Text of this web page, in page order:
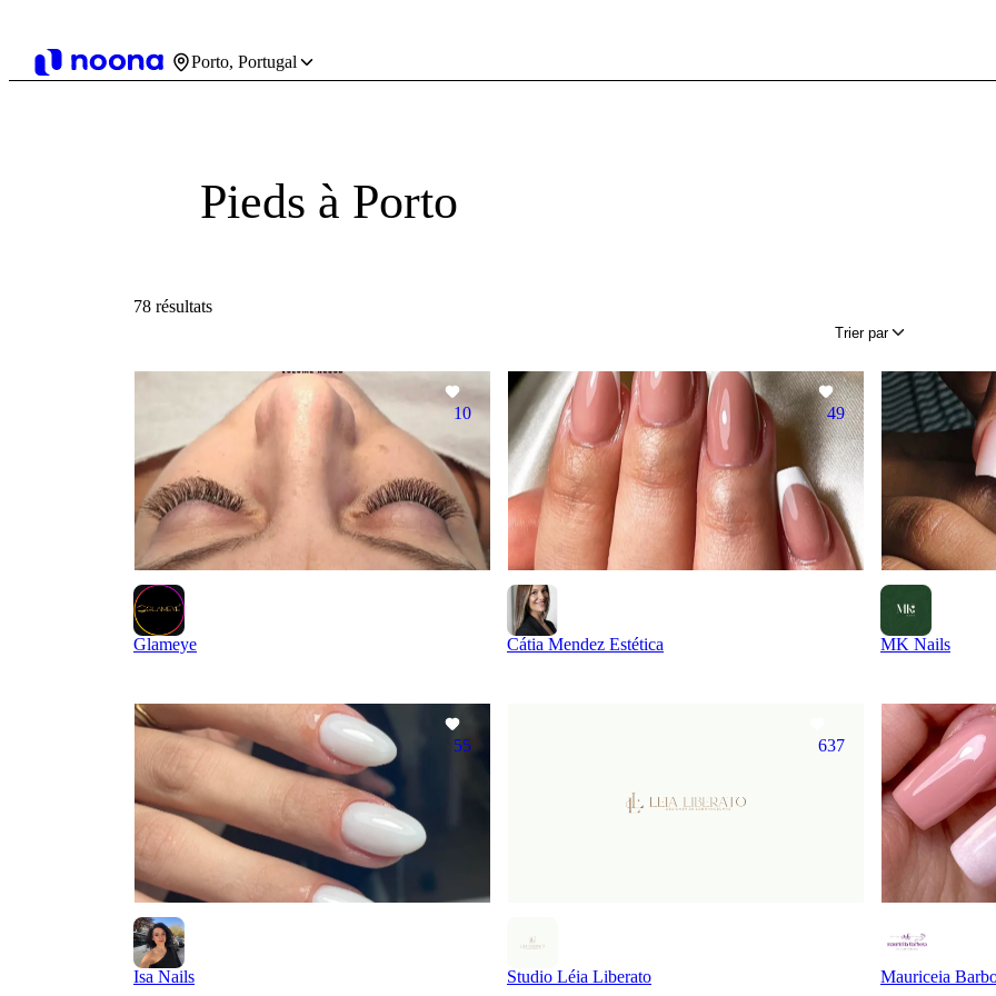
Porto, Portugal
Pieds à Porto
78 résultats
Trier par
10
Glameye
49
Cátia Mendez Estética MK Nails
55
Isa Nails
637
Studio Léia Liberato Mauriceia